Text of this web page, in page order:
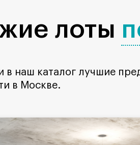
лоты
в наш каталог лучшие
в Москве.